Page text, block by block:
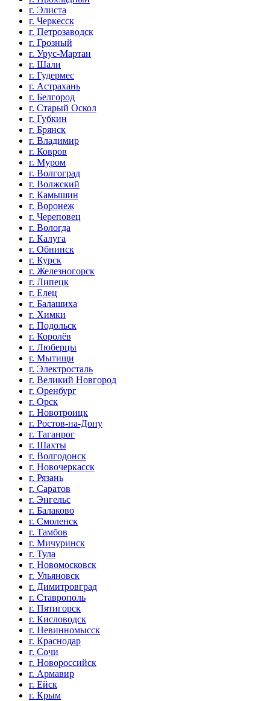
г. Элиста
г. Черкесск
г. Петрозаводск
г. Грозный
г. Урус-Мартан
г. Шали
г. Гудермес
г. Астрахань
г. Белгород
г. Старый Оскол
г. Губкин
г. Брянск
г. Владимир
г. Ковров
г. Муром
г. Волгоград
г. Волжский
г. Камышин
г. Воронеж
г. Череповец
г. Вологда
г. Калуга
г. Обнинск
г. Курск
г. Железногорск
г. Липецк
г. Елец
г. Балашиха
г. Химки
г. Подольск
г. Королёв
г. Люберцы
г. Мытищи
г. Электросталь
г. Великий Новгород
г. Оренбург
г. Орск
г. Новотроицк
г. Ростов-на-Дону
г. Таганрог
г. Шахты
г. Волгодонск
г. Новочеркасск
г. Рязань
г. Саратов
г. Энгельс
г. Балаково
г. Смоленск
г. Тамбов
г. Мичуринск
г. Тула
г. Новомосковск
г. Ульяновск
г. Димитровград
г. Ставрополь
г. Пятигорск
г. Кисловодск
г. Невинномысск
г. Краснодар
г. Сочи
г. Новороссийск
г. Армавир
г. Ейск
г. Крым